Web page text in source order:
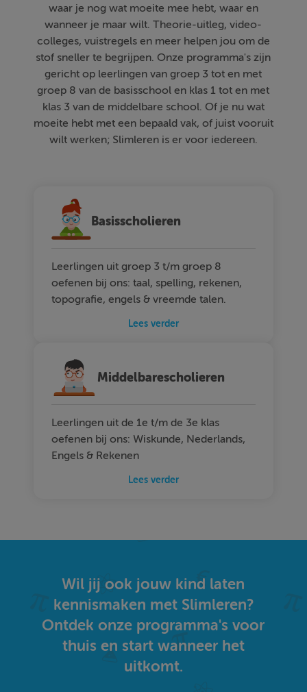
waar je nog wat moeite mee hebt, waar en
wanneer je maar wilt. Theorie-uitleg, video-
colleges, vuistregels en meer helpen jou om de
stof sneller te begrijpen. Onze programma's zijn
gericht op leerlingen van groep 3 tot en met
groep 8 van de basisschool en klas 1 tot en met
klas 3 van de middelbare school. Of je nu wat
moeite hebt met een bepaald vak, of juist vooruit
wilt werken; Slimleren is er voor iedereen.
Basisscholieren
Leerlingen uit groep 3 t/m groep 8
oefenen bij ons: taal, spelling, rekenen,
topografie, engels & vreemde talen.
Lees verder
Middelbarescholieren
Leerlingen uit de 1e t/m de 3e klas
oefenen bij ons: Wiskunde, Nederlands,
Engels & Rekenen
Lees verder
Wil jij ook jouw kind laten
kennismaken met Slimleren?
Ontdek onze programma's voor
thuis en start wanneer het
uitkomt.